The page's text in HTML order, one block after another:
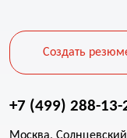
Создать
+7 (499) 288-13-